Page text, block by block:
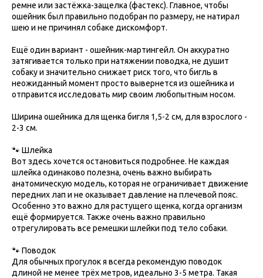
ремне или застёжка-защелка (фастекс). Главное, чтобы
ошейник был правильно подобран по размеру, не натирал
шею и не причинял собаке дискомфорт.
Ещё один вариант - ошейник-мартингейл. Он аккуратно
затягивается только при натяжении поводка, не душит
собаку и значительно снижает риск того, что бигль в
неожиданный момент просто вывернется из ошейника и
отправится исследовать мир своим любопытным носом.
Ширина ошейника для щенка бигля 1,5-2 см, для взрослого -
2-3 см.
🐾 Шлейка
Вот здесь хочется остановиться подробнее. Не каждая
шлейка одинаково полезна, очень важно выбирать
анатомическую модель, которая не ограничивает движение
передних лап и не оказывает давление на плечевой пояс.
Особенно это важно для растущего щенка, когда организм
ещё формируется. Также очень важно правильно
отрегулировать все ремешки шлейки под тело собаки.
🐾 Поводок
Для обычных прогулок я всегда рекомендую поводок
длиной не менее трёх метров, идеально 3-5 метра. Такая